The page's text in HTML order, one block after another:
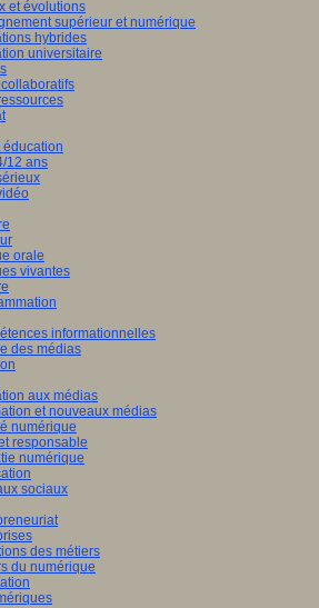
et évolutions
supérieur et numérique
hybrides
universitaire
éducation
12 ans
orale
vivantes
informationnelles
des médias
aux médias
et nouveaux médias
numérique
responsable
numérique
sociaux
des métiers
du numérique